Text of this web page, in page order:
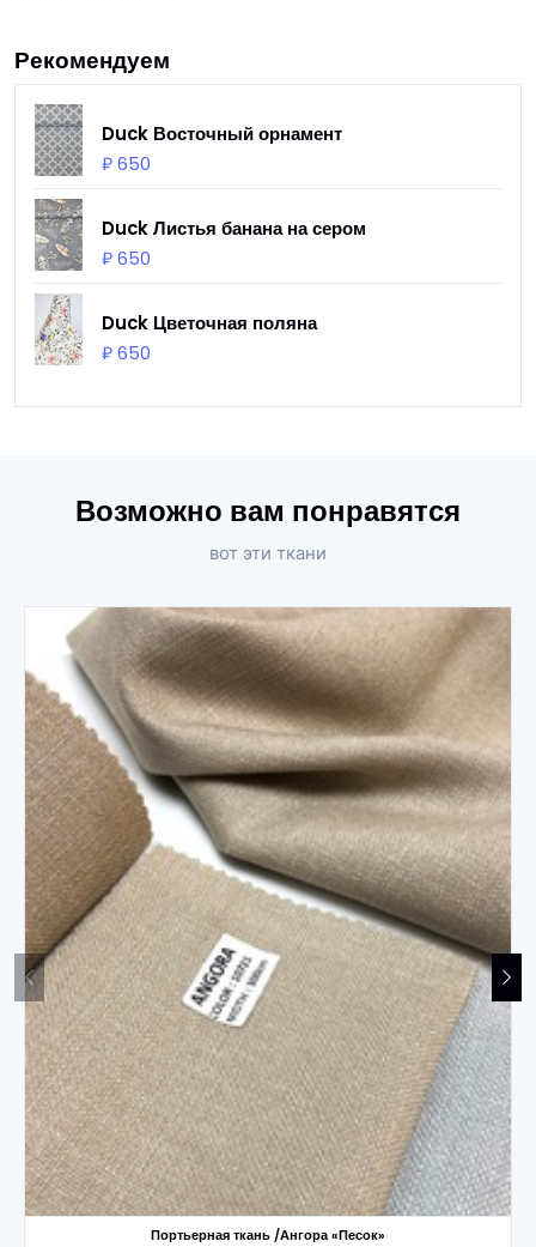
Рекомендуем
Duck Восточный орнамент
₽ 650
Duck Листья банана на сером
₽ 650
Duck Цветочная поляна
₽ 650
Возможно вам понравятся
вот эти ткани
Портьерная ткань /Ангора «Песок»